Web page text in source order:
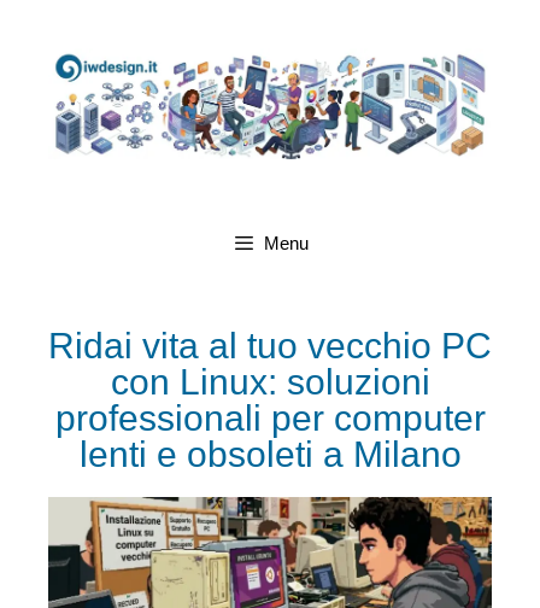
Menu
Ridai vita al tuo vecchio PC
con Linux: soluzioni
professionali per computer
lenti e obsoleti a Milano